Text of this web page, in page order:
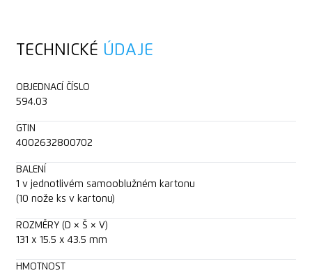
TECHNICKÉ ÚDAJE
OBJEDNACÍ ČÍSLO
594.03
GTIN
4002632800702
BALENÍ
1 v jednotlivém samooblužném kartonu
(10 nože ks v kartonu)
ROZMĚRY (D × Š × V)
131 x 15.5 x 43.5 mm
HMOTNOST